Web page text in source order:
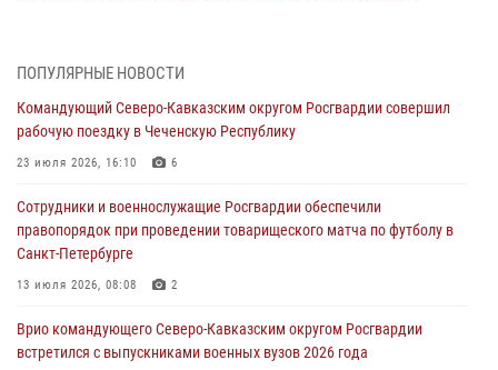
настольному теннису ко Дню физкультурника
08 августа 2026, 07:00
Кузбассе
08 августа 2026, 07:00
ОМОН «Ойрат» Управления Росгвардии по Республике Калмыкия
08 августа 2026, 07:00
ПОПУЛЯРНЫЕ НОВОСТИ
Командующий Северо-Кавказским округом Росгвардии совершил
рабочую поездку в Чеченскую Республику
23 июля 2026, 16:10 6
Сотрудники и военнослужащие Росгвардии обеспечили
правопорядок при проведении товарищеского матча по футболу в
Санкт-Петербурге
13 июля 2026, 08:08 2
Врио командующего Северо-Кавказским округом Росгвардии
встретился с выпускниками военных вузов 2026 года